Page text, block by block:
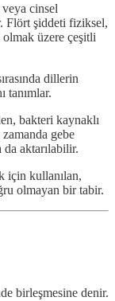
cinsel
Flört şiddeti fiziksel,
üzere çeşitli
dillerin
tanımlar.
bakteri kaynaklı
gebe
aktarılabilir.
için kullanılan,
olmayan bir tabir.
birleşmesine denir.